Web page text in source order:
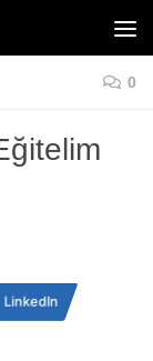
0
LinkedIn